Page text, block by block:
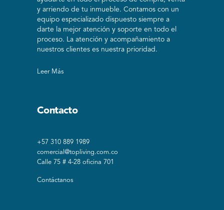
y arriendo de tu inmueble. Contamos con un
equipo especializado dispuesto siempre a
darte la mejor atención y soporte en todo el
proceso. La atención y acompañamiento a
nuestros clientes es nuestra prioridad.
Leer Más
Contacto
+57 310 889 1989
comercial@topliving.com.co
Calle 75 # 4-28 oficina 701
Contáctanos